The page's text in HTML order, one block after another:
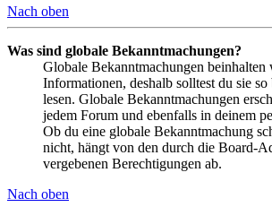
Nach oben
Was sind globale Bekanntmachungen?
Globale Bekanntmachungen beinhalten
Informationen, deshalb solltest du sie
lesen. Globale Bekanntmachungen
jedem Forum und ebenfalls in deinem
Ob du eine globale Bekanntmachung
nicht, hängt von den durch die Board-
vergebenen Berechtigungen ab.
Nach oben